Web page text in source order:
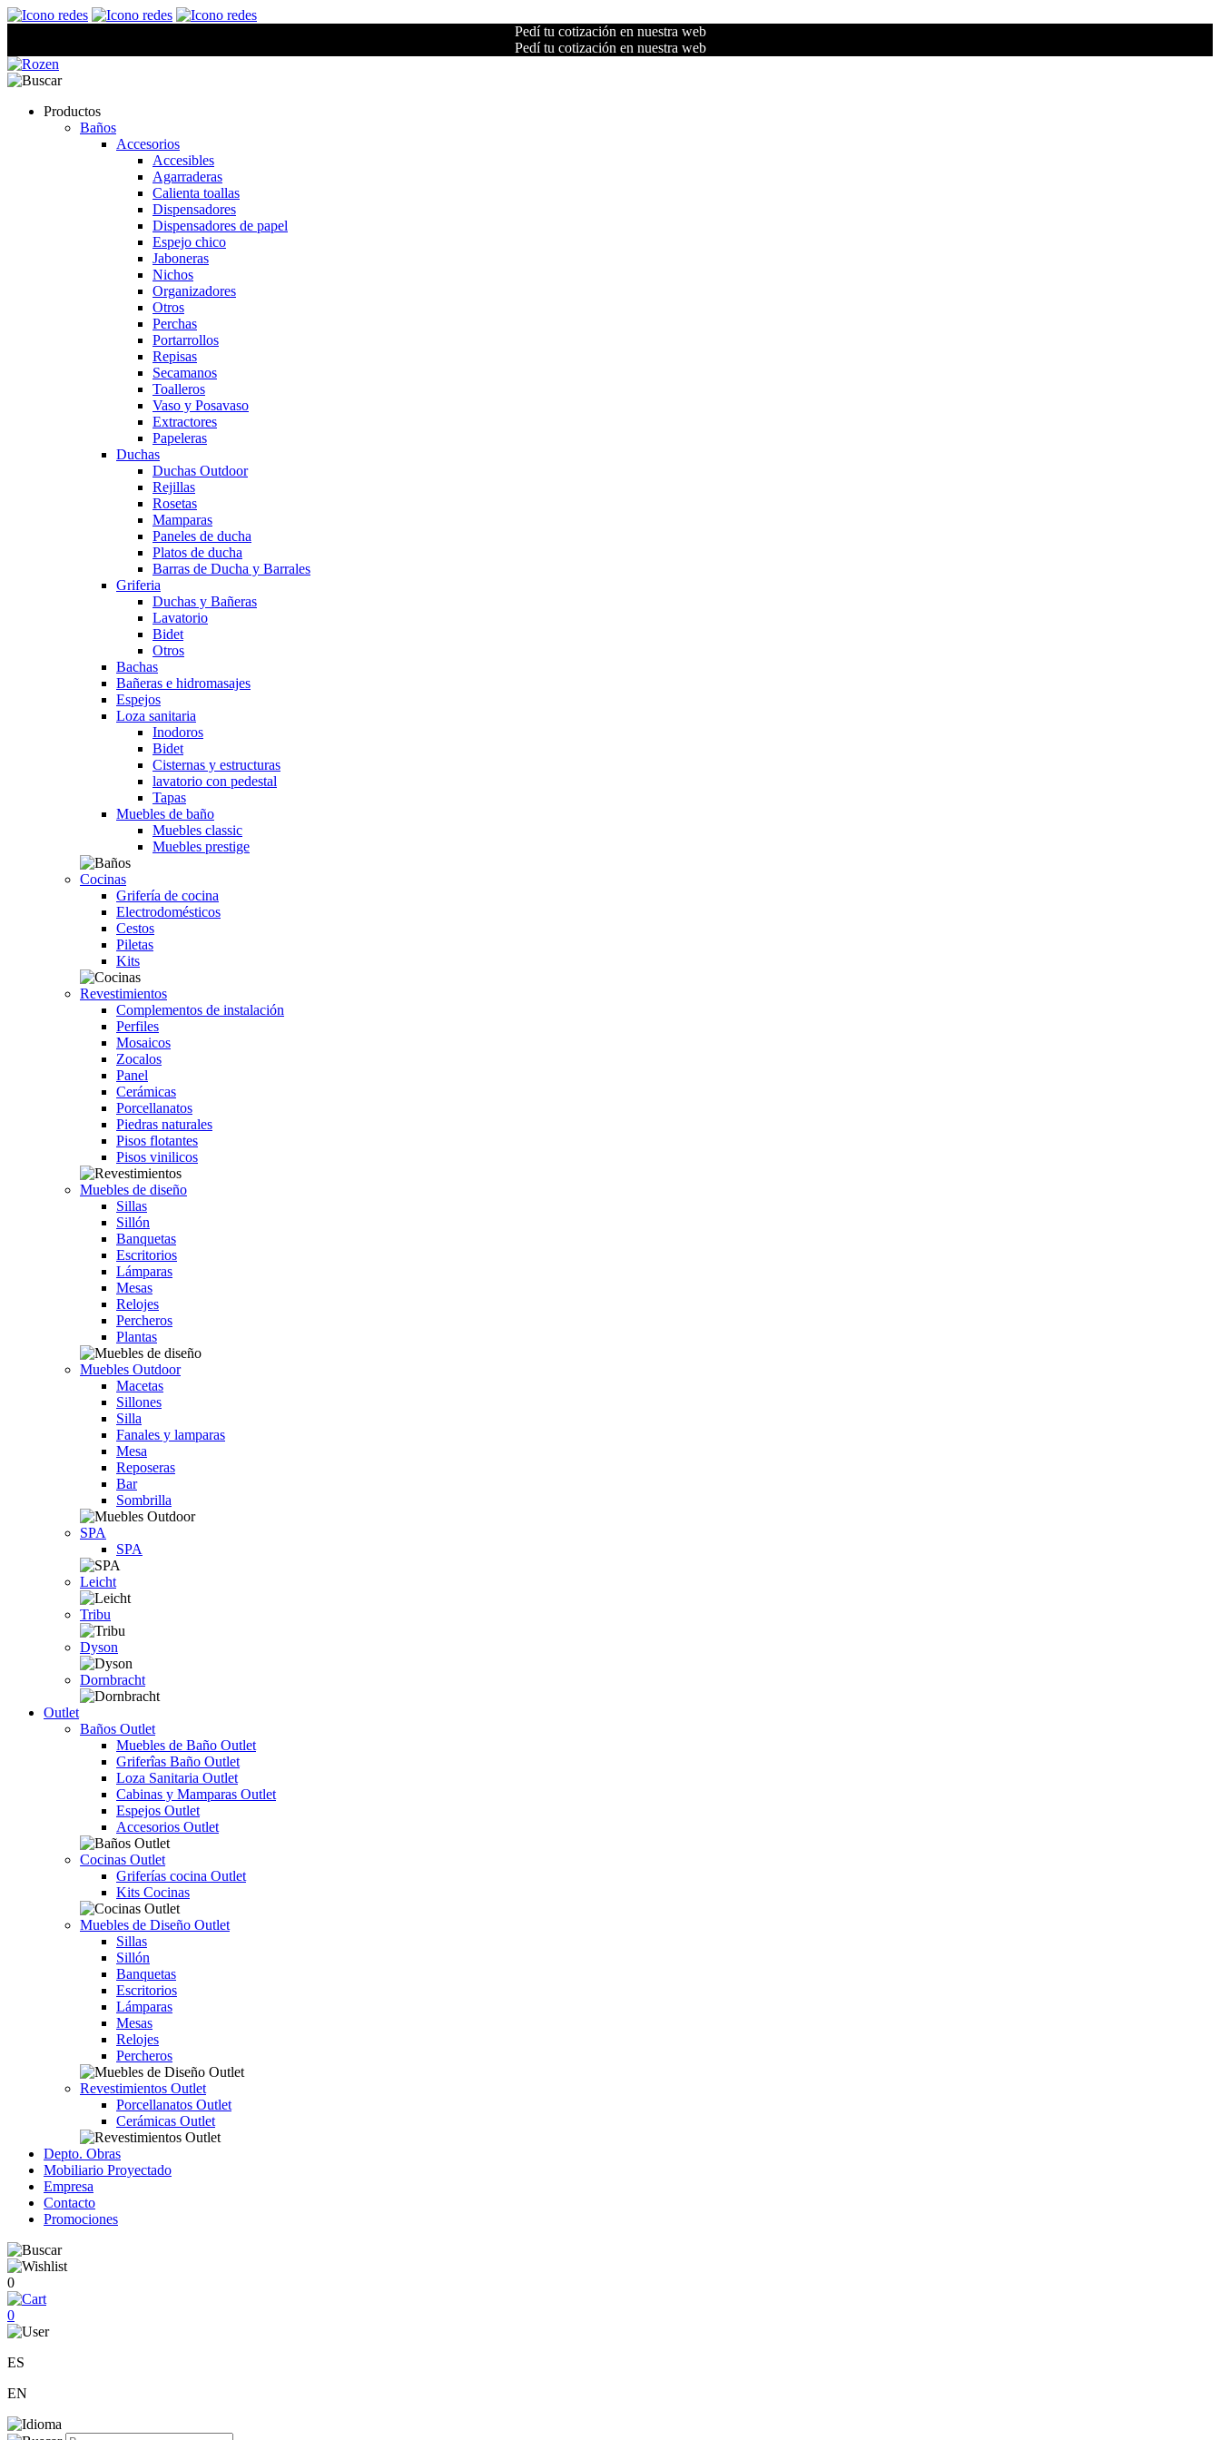
Pedí tu cotización en nuestra web
Pedí tu cotización en nuestra web
Productos
Baños
Accesorios
Accesibles
Agarraderas
Calienta toallas
Dispensadores
Dispensadores de papel
Espejo chico
Jaboneras
Nichos
Organizadores
Otros
Perchas
Portarrollos
Repisas
Secamanos
Toalleros
Vaso y Posavaso
Extractores
Papeleras
Duchas
Duchas Outdoor
Rejillas
Rosetas
Mamparas
Paneles de ducha
Platos de ducha
Barras de Ducha y Barrales
Griferia
Duchas y Bañeras
Lavatorio
Bidet
Otros
Bachas
Bañeras e hidromasajes
Espejos
Loza sanitaria
Inodoros
Bidet
Cisternas y estructuras
lavatorio con pedestal
Tapas
Muebles de baño
Muebles classic
Muebles prestige
Cocinas
Grifería de cocina
Electrodomésticos
Cestos
Piletas
Kits
Revestimientos
Complementos de instalación
Perfiles
Mosaicos
Zocalos
Panel
Cerámicas
Porcellanatos
Piedras naturales
Pisos flotantes
Pisos vinilicos
Muebles de diseño
Sillas
Sillón
Banquetas
Escritorios
Lámparas
Mesas
Relojes
Percheros
Plantas
Muebles Outdoor
Macetas
Sillones
Silla
Fanales y lamparas
Mesa
Reposeras
Bar
Sombrilla
SPA
SPA
Leicht
Tribu
Dyson
Dornbracht
Outlet
Baños Outlet
Muebles de Baño Outlet
Griferîas Baño Outlet
Loza Sanitaria Outlet
Cabinas y Mamparas Outlet
Espejos Outlet
Accesorios Outlet
Cocinas Outlet
Griferías cocina Outlet
Kits Cocinas
Muebles de Diseño Outlet
Sillas
Sillón
Banquetas
Escritorios
Lámparas
Mesas
Relojes
Percheros
Revestimientos Outlet
Porcellanatos Outlet
Cerámicas Outlet
Depto. Obras
Mobiliario Proyectado
Empresa
Contacto
Promociones
0
0
ES
EN